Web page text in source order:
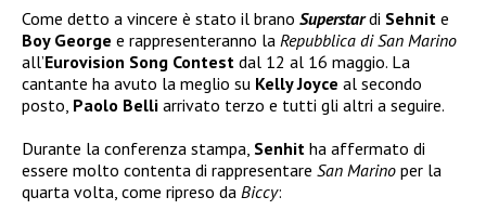
Come detto a vincere è stato il brano Superstardi Sehnit e
Boy George e rappresenteranno la Repubblica di San Marino
all’Eurovision Song Contest dal 12 al 16 maggio. La
cantante ha avuto la meglio su Kelly Joyce al secondo
posto, Paolo Belli arrivato terzo e tutti gli altri a seguire.
Durante la conferenza stampa, Senhit ha affermato di
essere molto contenta di rappresentare San Marino per la
quarta volta, come ripreso da Biccy: